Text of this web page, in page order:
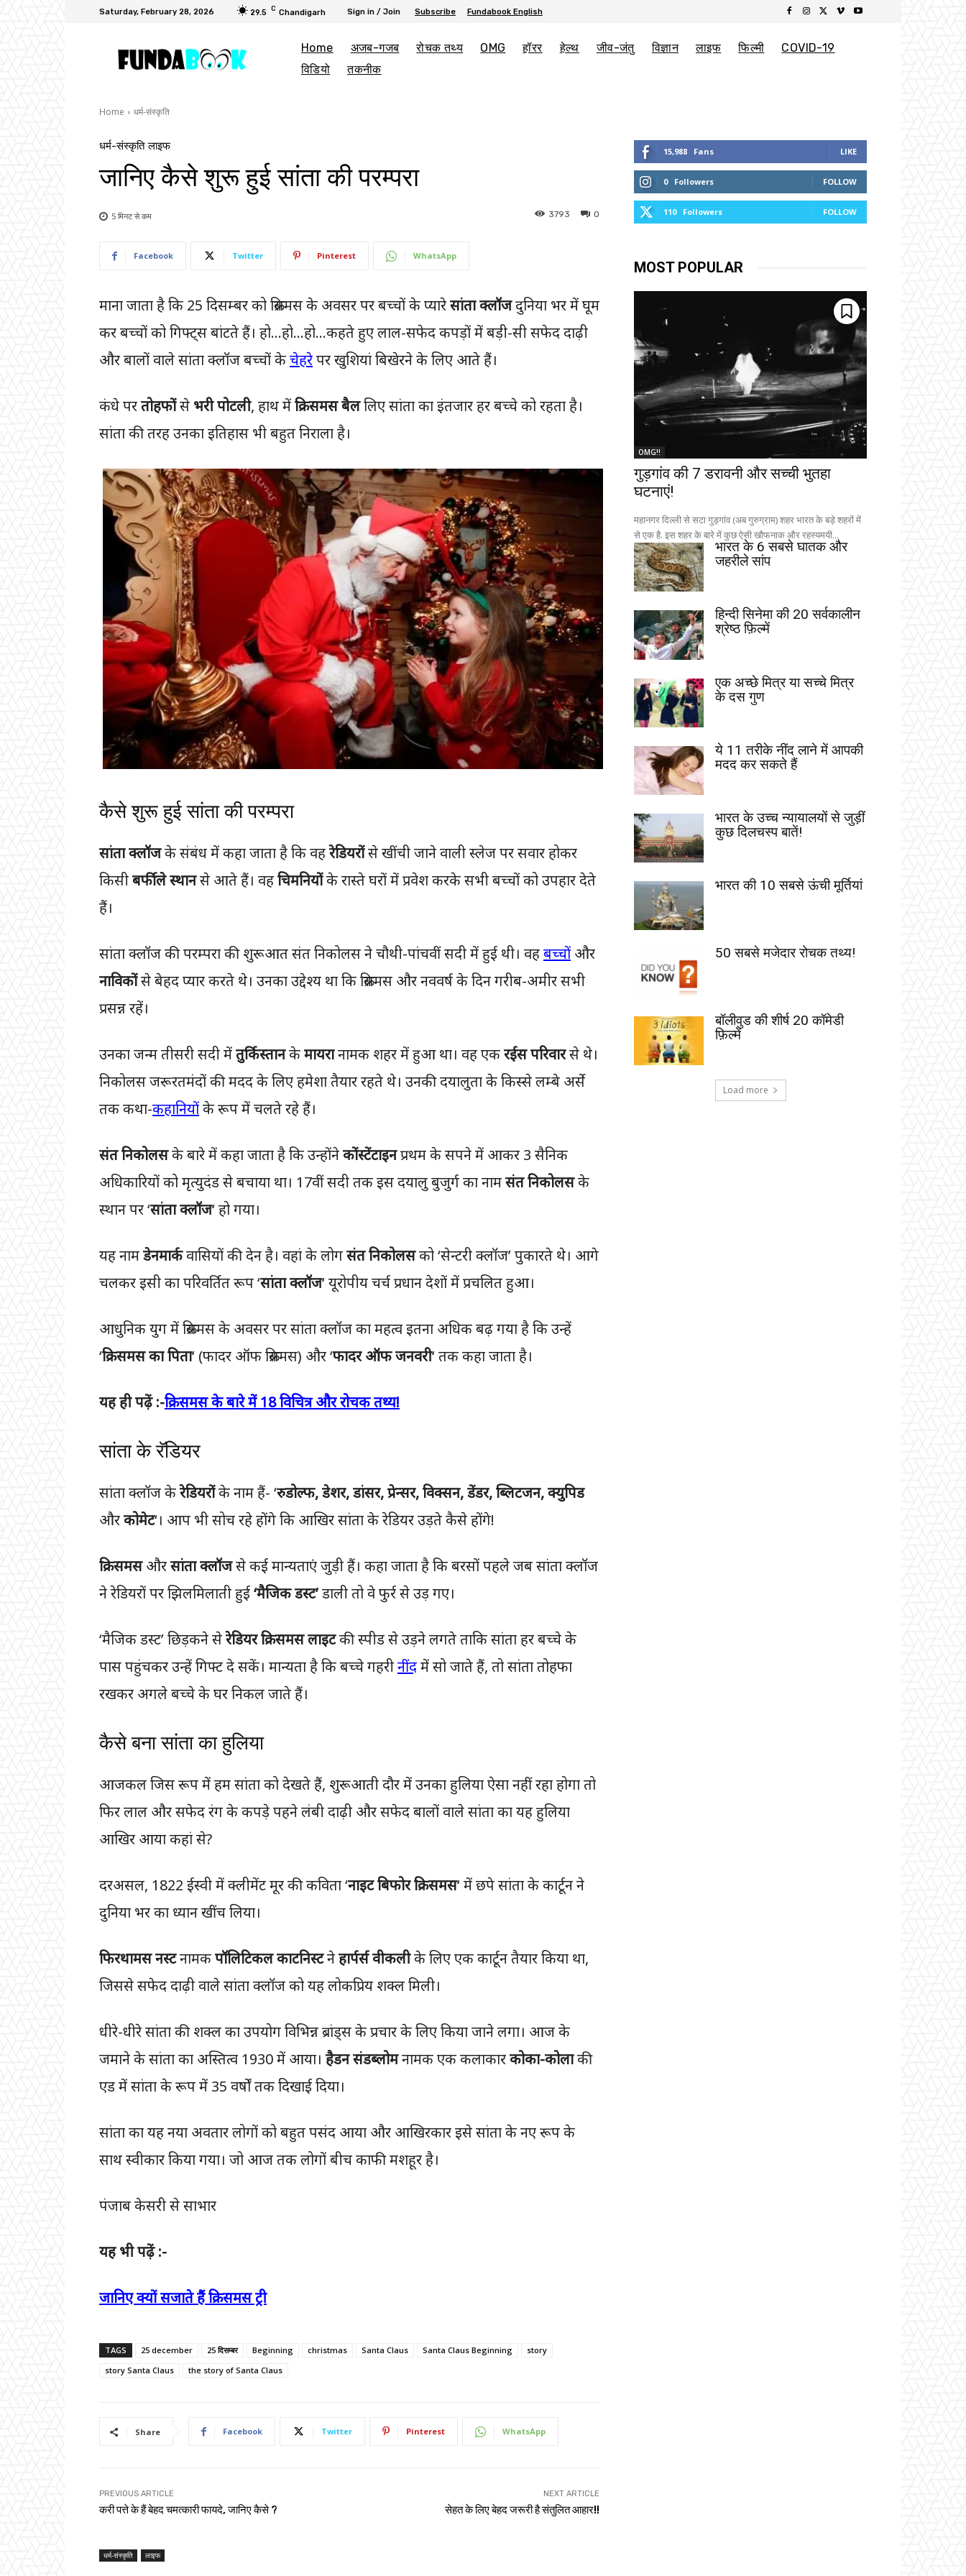
Saturday, February 28, 2026 29.5 C Chandigarh Sign in / Join Subscribe Fundabook English
Home अजब-गजब रोचक तथ्य OMG हॉरर हेल्थ जीव-जंतु विज्ञान लाइफ फिल्मी
COVID-19
विडियो
तकनीक
Home धर्म-संस्कृति
धर्म-संस्कृति लाइफ
जानिए कैसे शुरू हुई सांता की परम्परा
0
3793
5 मिनट सेकम
Facebook Twitter Pinterest WhatsApp
माना जाता है कि 25 दिसम्बर को क्रिसमस के अवसर पर बच्चों के प्यारेसांता क्लॉजदुनिया भर में घूम
कर बच्चों को गिफ्ट्स बांटते हैं। हो…हो…हो…कहते हुए लाल-सफेद कपड़ों में बड़ी-सी सफेद दाढ़ी
और बालों वाले सांता क्लॉज बच्चों केचेहरेपर खुशियां बिखेरने के लिए आते हैं।
कंधे परतोहफोंसे भरी पोटली, हाथ मेंक्रिसमस बैललिए सांता का इंतजार हर बच्चे को रहता है।
सांता की तरह उनका इतिहास भी बहुत निराला है।
कैसे शुरू हुई सांता की परम्परा
सांता क्लॉजके संबंध में कहा जाता है कि वहरेडियरोंसे खींची जाने वाली स्लेज पर सवार होकर
किसीबर्फीले स्थानसे आते हैं। वहचिमनियोंके रास्ते घरों में प्रवेश करके सभी बच्चों को उपहार देते
हैं।
सांता क्लॉज की परम्परा की शुरूआत संत निकोलस ने चौथी-पांचवीं सदी में हुई थी। वहबच्चों और
नाविकोंसे बेहद प्यार करते थे। उनका उद्देश्य था कि क्रिसमस और नववर्ष के दिन गरीब-अमीर सभी
प्रसन्न रहें।
उनका जन्म तीसरी सदी मेंतुर्किस्तानकेमायरानामक शहर में हुआ था। वह एकरईस परिवारसे थे।
निकोलस जरूरतमंदों की मदद के लिए हमेशा तैयार रहते थे। उनकी दयालुता के किस्से लम्बे अर्से
तक कथा-कहानियोंके रूप में चलते रहे हैं।
संत निकोलसके बारे में कहा जाता है कि उन्होंनेकोंस्टेंटाइनप्रथम के सपने में आकर 3 सैनिक
अधिकारियों को मृत्युदंड से बचाया था। 17वीं सदी तक इस दयालु बुजुर्ग का नामसंत निकोलसके
स्थान पर ‘सांता क्लॉज‘ हो गया।
यह नामडेनमार्कवासियों की देन है। वहां के लोगसंत निकोलसको ‘सेन्टरी क्लॉज’ पुकारते थे। आगे
चलकर इसी का परिवर्तित रूप ‘सांता क्लॉज‘ यूरोपीय चर्च प्रधान देशों में प्रचलित हुआ।
आधुनिक युग में क्रिसमस के अवसर पर सांता क्लॉज का महत्व इतना अधिक बढ़ गया है कि उन्हें
‘क्रिसमस का पिता‘ (फादर ऑफ क्रिसमस) और ‘फादर ऑफ जनवरी‘ तक कहा जाता है।
यह ही पढ़ें :-क्रिसमस के बारे में 18 विचित्र और रोचक तथ्य!
सांता के रॅडियर
सांता क्लॉज केरेडियरोंके नाम हैं- ‘रुडोल्फ, डेशर, डांसर, प्रेन्सर, विक्सन, डेंडर, ब्लिटजन, क्युपिड
औरकोमेट‘। आप भी सोच रहे होंगे कि आखिर सांता के रेडियर उड़ते कैसे होंगे!
क्रिसमसऔरसांता क्लॉजसे कई मान्यताएं जुड़ी हैं। कहा जाता है कि बरसों पहले जब सांता क्लॉज
ने रेडियरों पर झिलमिलाती हुई‘मैजिक डस्ट’डाली तो वे फुर्र से उड़ गए।
‘मैजिक डस्ट’ छिड़कने सेरेडियर क्रिसमस लाइटकी स्पीड से उड़ने लगते ताकि सांता हर बच्चे के
पास पहुंचकर उन्हें गिफ्ट दे सकें। मान्यता है कि बच्चे गहरीनींदमें सो जाते हैं, तो सांता तोहफा
रखकर अगले बच्चे के घर निकल जाते हैं।
कैसे बना सांता का हुलिया
आजकल जिस रूप में हम सांता को देखते हैं, शुरूआती दौर में उनका हुलिया ऐसा नहीं रहा होगा तो
फिर लाल और सफेद रंग के कपड़े पहने लंबी दाढ़ी और सफेद बालों वाले सांता का यह हुलिया
आखिर आया कहां से?
दरअसल, 1822 ईस्वी में क्लीमेंट मूर की कविता ‘नाइट बिफोर क्रिसमस‘ में छपे सांता के कार्टून ने
दुनिया भर का ध्यान खींच लिया।
फिरथामस नस्टनामकपॉलिटिकल काटनिस्टनेहार्पर्स वीकलीके लिए एक कार्टून तैयार किया था,
जिससे सफेद दाढ़ी वाले सांता क्लॉज को यह लोकप्रिय शक्ल मिली।
धीरे-धीरे सांता की शक्ल का उपयोग विभिन्न ब्रांड्स के प्रचार के लिए किया जाने लगा। आज के
जमाने के सांता का अस्तित्व 1930 में आया। हैडन संडब्लोमनामक एक कलाकारकोका-कोलाकी
एड में सांता के रूप में 35 वर्षों तक दिखाई दिया।
सांता का यह नया अवतार लोगों को बहुत पसंद आया और आखिरकार इसे सांता के नए रूप के
साथ स्वीकार किया गया। जो आज तक लोगों बीच काफी मशहूर है।
पंजाब केसरी से साभार
यह भी पढ़ें :-
जानिए क्यों सजाते हैं क्रिसमस ट्री
TAGS 25 december 25 दिसम्बर Beginning christmas Santa Claus Santa Claus Beginning
story
story Santa Claus
the story of Santa Claus
Share Facebook Twitter Pinterest WhatsApp
PREVIOUS ARTICLE
करी पत्ते के हैं बेहद चमत्कारी फायदे, जानिए कैसे ?
NEXT ARTICLE
सेहत के लिए बेहद जरूरी है संतुलित आहार!!
धर्म-संस्कृति लाइफ
15,988 Fans LIKE
0 Followers FOLLOW
110 Followers FOLLOW
MOST POPULAR
OMG!!
गुड़गांव की 7 डरावनी और सच्ची भुतहा
घटनाएं!
महानगर दिल्ली से सटा गुड़गांव (अब गुरुग्राम) शहर भारत के बड़े शहरों में
से एक है. इस शहर के बारे में कुछ ऐसी खौफनाक और रहस्यमयी...
भारत के 6 सबसे घातक और
जहरीले सांप
हिन्दी सिनेमा की 20 सर्वकालीन
श्रेष्ठ फ़िल्में
एक अच्छे मित्र या सच्चे मित्र
के दस गुण
ये 11 तरीके नींद लाने में आपकी
मदद कर सकते हैं
भारत के उच्च न्यायालयों से जुड़ीं
कुछ दिलचस्प बातें!
भारत की 10 सबसे ऊंची मूर्तियां
50 सबसे मजेदार रोचक तथ्य!
बॉलीवुड की शीर्ष 20 कॉमेडी
फ़िल्में
Load more